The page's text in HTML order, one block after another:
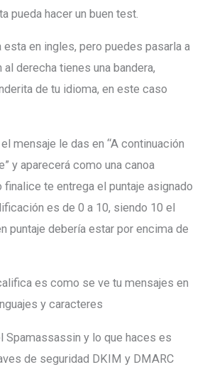
pueda hacer un buen test.
esta en ingles, pero puedes pasarla a
al derecha tienes una bandera,
de tu idioma, en este caso
mensaje le das en “A continuación
y aparecerá como una canoa
finalice te entrega el puntaje asignado
es de 0 a 10, siendo 10 el
puntaje debería estar por encima de
es como se ve tu mensajes en
y caracteres
Spamassassin y lo que haces es
de seguridad DKIM y DMARC